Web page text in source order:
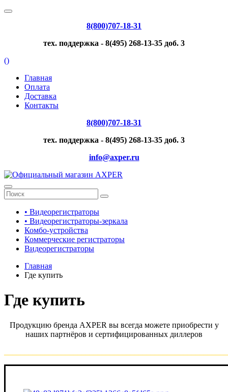
8(800)707-18-31
тех. поддержка - 8(495) 268-13-35 доб. 3
()
Главная
Оплата
Доставка
Контакты
8(800)707-18-31
тех. поддержка - 8(495) 268-13-35 доб. 3
info@axper.ru
• Видеорегистраторы
• Видеорегистраторы-зеркала
Комбо-устройства
Коммерческие регистраторы
Видеорегистраторы
Главная
Где купить
Где купить
Продукцию бренда AXPER вы всегда можете приобрести у
наших партнёров и сертифицированных диллеров